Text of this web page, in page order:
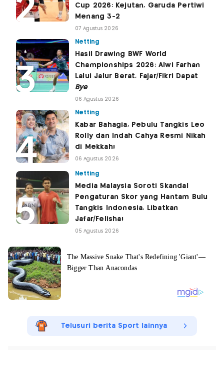
Cup 2026: Kejutan, Garuda Pertiwi
Menang 3-2
07 Agustus 2026
Netting
Hasil Drawing BWF World
Championships 2026: Alwi Farhan
Lalui Jalur Berat, Fajar/Fikri Dapat
Bye
06 Agustus 2026
Netting
Kabar Bahagia, Pebulu Tangkis Leo
Rolly dan Indah Cahya Resmi Nikah
di Mekkah!
06 Agustus 2026
Netting
Media Malaysia Soroti Skandal
Pengaturan Skor yang Hantam Bulu
Tangkis Indonesia, Libatkan
Jafar/Felisha!
05 Agustus 2026
Telusuri berita Sport lainnya